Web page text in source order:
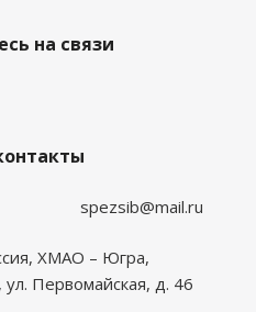
на связи
spezsib@mail.ru
ХМАО – Югра,
Первомайская, д. 46